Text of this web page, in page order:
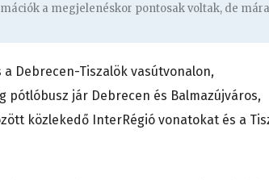
a megjelenéskor pontosak voltak, de mára
Debrecen-Tiszalök vasútvonalon,
jár Debrecen és Balmazújváros,
közlekedő InterRégió vonatokat és a